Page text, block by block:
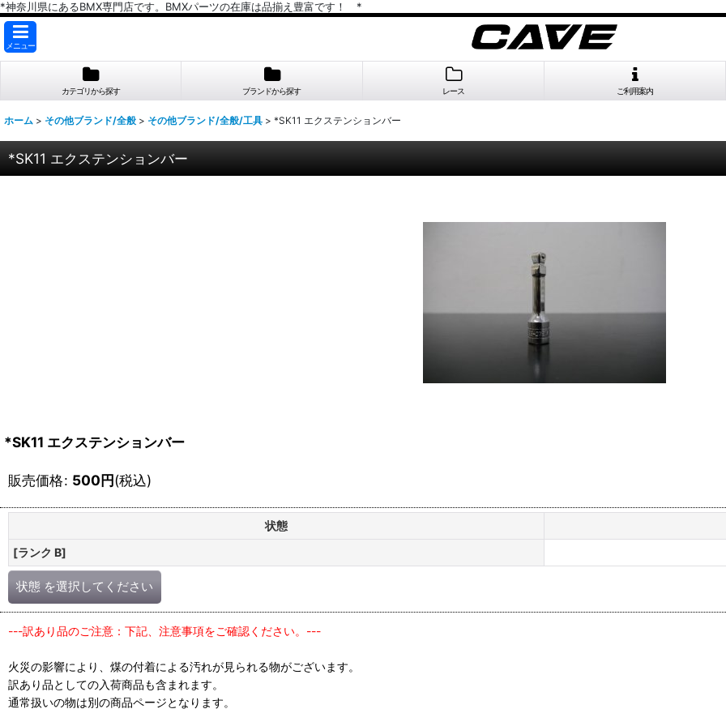
*神奈川県にあるBMX専門店です。BMXパーツの在庫は品揃え豊富です！ *
メニュー
カテゴリから探す ブランドから探す レース ご利用案内
ホーム > その他ブランド/全般 > その他ブランド/全般/工具 > *SK11 エクステンションバー
*SK11 エクステンションバー
*SK11 エクステンションバー
販売価格: 500円(税込)
状態
[ランク B]
状態 を選択してください
---訳あり品のご注意：下記、注意事項をご確認ください。---
火災の影響により、煤の付着による汚れが見られる物がございます。
訳あり品としての入荷商品も含まれます。
通常扱いの物は別の商品ページとなります。